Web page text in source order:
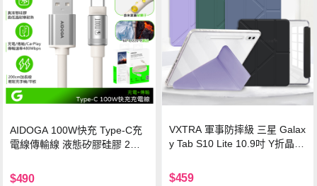
AIDOGA 100W快充 Type-C充
電線傳輸線 液態矽膠硅膠 2M
$490
VXTRA 軍事防摔級 三星 Galax
y Tab S10 Lite 10.9吋 Y折晶透
$459